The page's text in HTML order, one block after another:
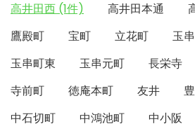
高井田西 (1件)
高井田本通
鷹殿町
宝町 立花町
玉
玉串町東
玉串元町 長栄寺
寺前町
徳庵本町 友井
中石切町
中鴻池町 中小阪